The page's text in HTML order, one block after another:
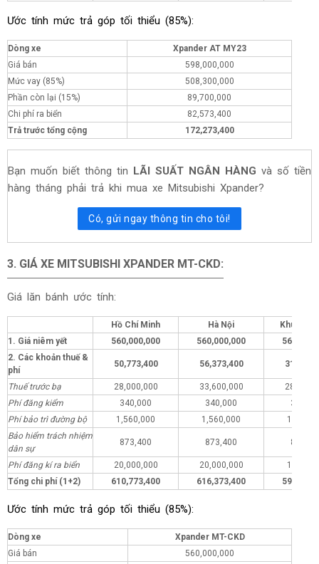
Ước tính mức trả góp tối thiểu (85%):
Dòng xe
Xpander AT MY23
Giá bán
598,000,000
Mức vay (85%)
508,300,000
Phần còn lại (15%)
89,700,000
Chi phí ra biển
82,573,400
Trả trước tổng cộng
172,273,400
Bạn muốn biết thông tin LÃI SUẤT NGÂN HÀNG và số tiền
hàng tháng phải trả khi mua xe Mitsubishi Xpander?
Có, gửi ngay thông tin cho tôi!
3. GIÁ XE MITSUBISHI XPANDER MT-CKD:
Giá lăn bánh ước tính:
Hồ Chí Minh Hà Nội
Khu vực
1. Giá niêm yết
560,000,000 560,000,000
2. Các khoản thuế &
phí
50,773,400 56,373,400
Thuế trước bạ 28,000,000 33,600,000
Phí đăng kiểm
340,000 340,000
Phí bảo trì đường bộ
1,560,000 1,560,000
Bảo hiểm trách nhiệm
dân sự
873,400 873,400
Phí đăng kí ra biển 20,000,000 20,000,000
Tổng chi phí (1+2)
610,773,400 616,373,400
Ước tính mức trả góp tối thiểu (85%):
Dòng xe
Xpander MT-CKD
Giá bán
560,000,000